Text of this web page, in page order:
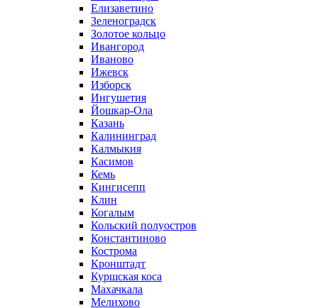
Елизаветино
Зеленоградск
Золотое кольцо
Ивангород
Иваново
Ижевск
Изборск
Ингушетия
Йошкар-Ола
Казань
Калининград
Калмыкия
Касимов
Кемь
Кингисепп
Клин
Когалым
Кольский полуостров
Константиново
Кострома
Кронштадт
Куршская коса
Махачкала
Мелихово